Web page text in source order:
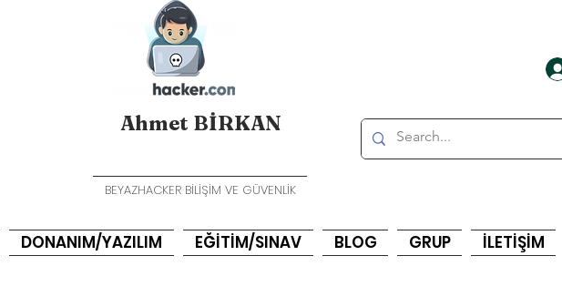
Ahmet BİRKAN
BEYAZHACKER BİLİŞİM VE GÜVENLİK
DONANIM/YAZILIM EĞİTİM/SINAV BLOG GRUP İLETİŞİM